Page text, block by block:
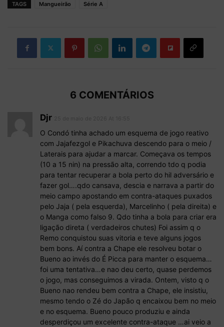
TAGS Mangueirão Série A
6 COMENTÁRIOS
Djr
O Condó tinha achado um esquema de jogo reativo
com Jajafezgol e Pikachuva descendo para o meio /
Laterais para ajudar a marcar. Começava os tempos
(10 a 15 nin) na pressão alta, correndo tdo q podia
para tentar recuperar a bola perto do hil adversário e
fazer gol….qdo cansava, descia e narrava a partir do
meio campo apostando em contra-ataques puxados
pelo Jaja ( pela esquerda), Marcelinho ( pela direita) e
o Manga como falso 9. Qdo tinha a bola para criar era
ligação direta ( verdadeiros chutes) Foi assim q o
Remo conquistou suas vitoria e teve alguns jogos
bem bons. Aí contra a Chape ele resolveu botar o
Bueno ao invés do É Picca para manter o esquema…
foi uma tentativa…e nao deu certo, quase perdemos
o jogo, mas conseguimos a virada. Ontem, visto q o
Bueno nao rendeu bem contra a Chape, ele insistiu,
mesmo tendo o Zé do Japão q encaixou bem no meio
e no esquema. Bueno pouco produziu e ainda
desperdiçou um excelente contra-ataque …ai veio a